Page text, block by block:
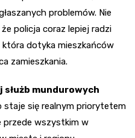
problemów. Nie
policja coraz lepiej radzi
dotyka mieszkańców
zamieszkania.
służb mundurowych
staje się realnym priorytetem
wszystkim w